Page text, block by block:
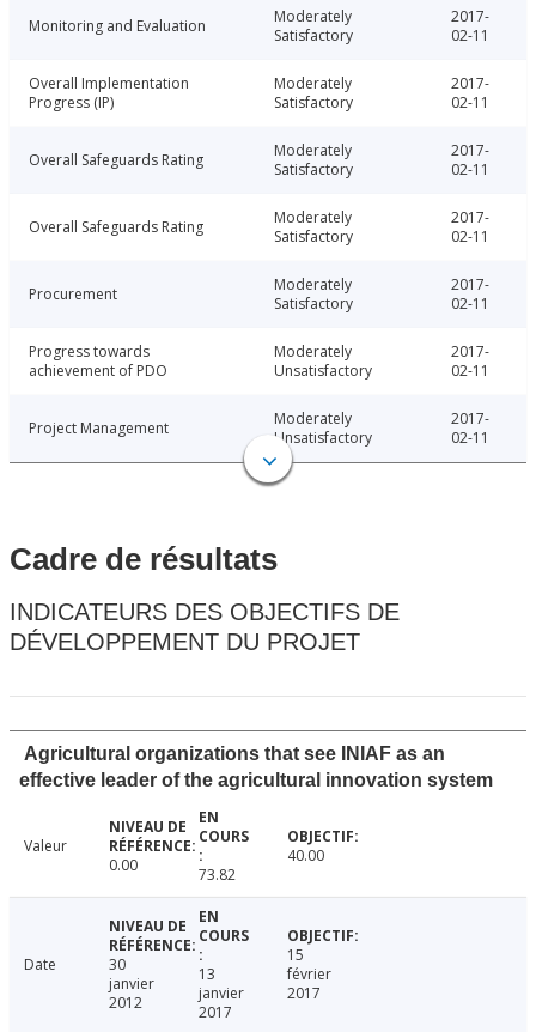
Monitoring and Evaluation
Moderately
Satisfactory
2017-
02-11
Overall Implementation
Progress (IP)
Moderately
Satisfactory
2017-
02-11
Overall Safeguards Rating
Moderately
Satisfactory
2017-
02-11
Overall Safeguards Rating
Moderately
Satisfactory
2017-
02-11
Procurement
Moderately
Satisfactory
2017-
02-11
Progress towards
achievement of PDO
Moderately
Unsatisfactory
2017-
02-11
Project Management
Moderately
Unsatisfactory
2017-
02-11
Cadre de résultats
INDICATEURS DES OBJECTIFS DE
DÉVELOPPEMENT DU PROJET
Agricultural organizations that see INIAF as an
effective leader of the agricultural innovation system
Valeur
0.00
73.82
40.00
Date
30
janvier
2012
13
janvier
2017
15
février
2017